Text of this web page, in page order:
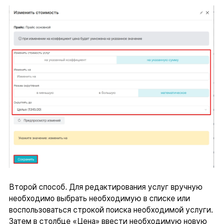
Второй способ. Для редактирования услуг вручную
необходимо выбрать необходимую в списке или
воспользоваться строкой поиска необходимой услуги.
Затем в столбце «Цена» ввести необходимую новую